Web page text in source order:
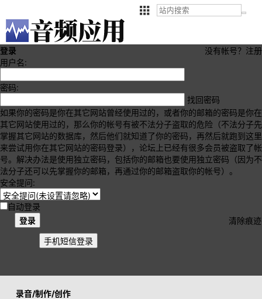
没有帐号？ 注册
登录
用户名:
密码:
找回密码
如果你的密码是你在其它网站曾经使用过的，或者你的邮箱的密码是你在
其它网站使用过的，那么你的帐号有被不法分子盗取的危险（不法分子先
掌握其它网站的数据库，然后他们就知道了你的密码，再然后就跑到这里
来尝试用你在其它网站的密码登录），论坛上已经有很多会员被盗取了帐
号。解决办法是使用独立密码，包括你的邮箱也要使用独立密码（因为不
法分子还可以先掌握你的邮箱，再通过你的邮箱盗取你的帐号）。
安全提问:
自动登录
登录
清除痕迹
手机短信登录
录音/制作/创作